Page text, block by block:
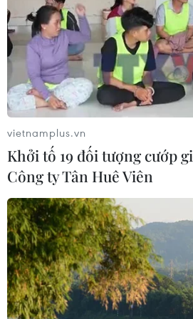
người trên quốc lộ ở Quảng Trị
06/08/2026 09:44
Khởi tố Chủ tịch Hội đồng
Giám đốc Công ty cổ phần
Thêm một nhóm dàn cảnh cướp
tại khu Tân Huê Viên sa lưới
06/08/2026 05:57
Khẩn trường khám
hiện trường, điều tra nguyên
vietnamplus.vn
Khởi tố 19 đối tượng cướp
Công ty Tân Huê Viên